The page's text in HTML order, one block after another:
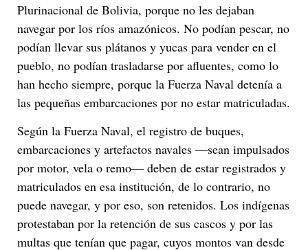
Plurinacional de Bolivia, porque no les dejaban
navegar por los ríos amazónicos. No podían pescar, no
podían llevar sus plátanos y yucas para vender en el
pueblo, no podían trasladarse por afluentes, como lo
han hecho siempre, porque la Fuerza Naval detenía a
las pequeñas embarcaciones por no estar matriculadas.
Según la Fuerza Naval, el registro de buques,
embarcaciones y artefactos navales —sean impulsados
por motor, vela o remo— deben de estar registrados y
matriculados en esa institución, de lo contrario, no
puede navegar, y por eso, son retenidos. Los indígenas
protestaban por la retención de sus cascos y por las
multas que tenían que pagar, cuyos montos van desde